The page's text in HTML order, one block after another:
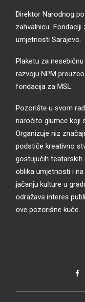
Direktor Narodnog
zahvalnicu Fondaciji
umjetnosti Sarajevo.
Plaketu za
razvoju NPM
fondacija za MSL.
Pozorište u svom
naročito glumce koji
Organizuje niz
podstiče kreativno
gostujućih teatarskih
oblika umjetnosti i
jačanju kulture u
odražava interes
ove pozorišne kuće.